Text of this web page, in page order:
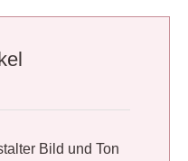
Bild und Ton